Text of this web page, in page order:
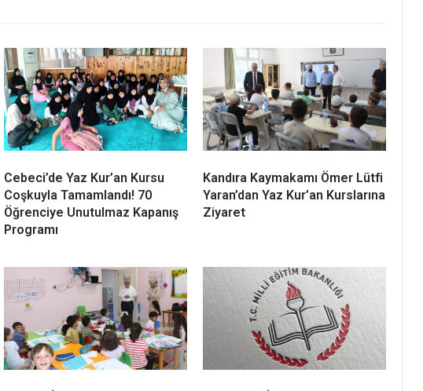
KANDIRA HABERLERI KANDIRA ÖĞRENCI KARNE GÜNÜ
YAZ TATILI